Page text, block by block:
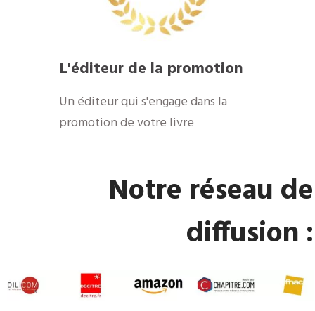
L'éditeur de la promotion
Un éditeur qui s'engage dans la
promotion de votre livre
Notre réseau de
diffusion :